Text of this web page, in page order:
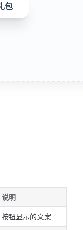
包
说明
按钮显示的文案